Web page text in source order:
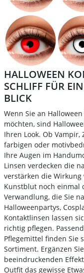
HALLOWEEN
SCHLIFF FÜR
LICK
Wenn Sie an
möchten, sind
Ihren Look. Ob
farbigen oder
Ihre Augen im
Linsen verdecken die
verstärken die Wirkung
Kunstblut noch einmal
Verwandlung, die Sie
Halloweenpartys,
Kontaktlinsen lassen
richtig pflegen.
Pflegemittel finden Sie
Sortiment. Ergänzen
beeindruckenden
Outfit das gewisse